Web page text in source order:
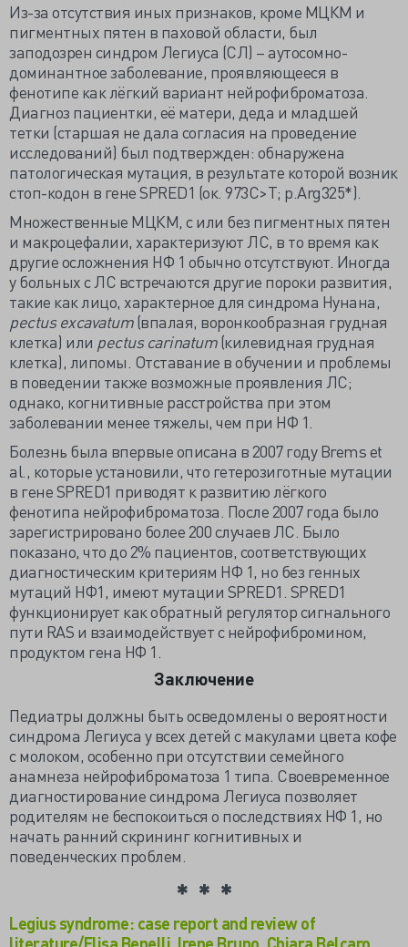
Из-за отсутствия иных признаков, кроме МЦКМ и
пигментных пятен в паховой области, был
заподозрен синдром Легиуса (СЛ) – аутосомно-
доминантное заболевание, проявляющееся в
фенотипе как лёгкий вариант нейрофиброматоза.
Диагноз пациентки, её матери, деда и младшей
тетки (старшая не дала согласия на проведение
исследований) был подтвержден: обнаружена
патологическая мутация, в результате которой возник
стоп-кодон в гене SPRED1 (ок. 973C>T; p.Arg325*).
Множественные МЦКМ, с или без пигментных пятен
и макроцефалии, характеризуют ЛС, в то время как
другие осложнения НФ 1 обычно отсутствуют. Иногда
у больных с ЛС встречаются другие пороки развития,
такие как лицо, характерное для синдрома Нунана,
pectus excavatum(впалая, воронкообразная грудная
клетка) или pectuscarinatum(килевидная грудная
клетка), липомы. Отставание в обучении и проблемы
в поведении также возможные проявления ЛС;
однако, когнитивные расстройства при этом
заболевании менее тяжелы, чем при НФ 1.
Болезнь была впервые описана в 2007 году Brems et
al., которые установили, что гетерозиготные мутации
в гене SPRED1 приводят к развитию лёгкого
фенотипа нейрофиброматоза. После 2007 года было
зарегистрировано более 200 случаев ЛС. Было
показано, что до 2% пациентов, соответствующих
диагностическим критериям НФ 1, но без генных
мутаций НФ1, имеют мутации SPRED1. SPRED1
функционирует как обратный регулятор сигнального
пути RAS и взаимодействует с нейрофибромином,
продуктом гена НФ 1.
Заключение
Педиатры должны быть осведомлены о вероятности
синдрома Легиуса у всех детей с макулами цвета кофе
с молоком, особенно при отсутствии семейного
анамнеза нейрофиброматоза 1 типа. Своевременное
диагностирование синдрома Легиуса позволяет
родителям не беспокоиться о последствиях НФ 1, но
начать ранний скрининг когнитивных и
поведенческих проблем.
Legius syndrome: case report and review of